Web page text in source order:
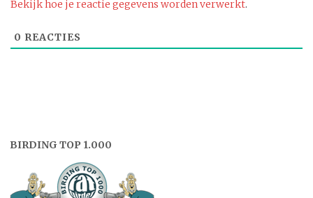
Bekijk hoe je reactie gegevens worden verwerkt.
0 REACTIES
BIRDING TOP 1.000